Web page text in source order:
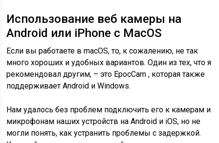
Использование веб камеры на
Android или iPhone с MacOS
Если вы работаете в macOS, то, к сожалению, не так
много хороших и удобных вариантов. Один из тех, что я
рекомендовал другим, – это EpocCam , которая также
поддерживает Android и Windows.
Нам удалось без проблем подключить его к камерам и
микрофонам наших устройств на Android и iOS, но не
могли понять, как устранить проблемы с задержкой.